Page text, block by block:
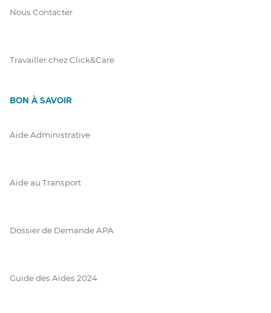
Nous Contacter
Travailler chez Click&Care
BON À SAVOIR
Aide Administrative
Aide au Transport
Dossier de Demande APA
Guide des Aides 2024